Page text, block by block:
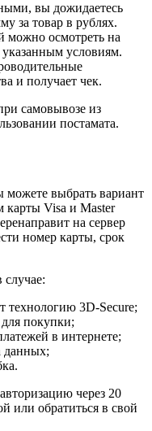
вы дожидаетесь
за товар в рублях.
можно осмотреть на
условиям.
и получает чек.
самовывозе из
постамата.
можете выбрать вариант
Visa и Master
на сервер
номер карты, срок
случае:
технологию 3D-Secure;
для покупки;
в интернете;
данных;
через 20
или обратиться в свой